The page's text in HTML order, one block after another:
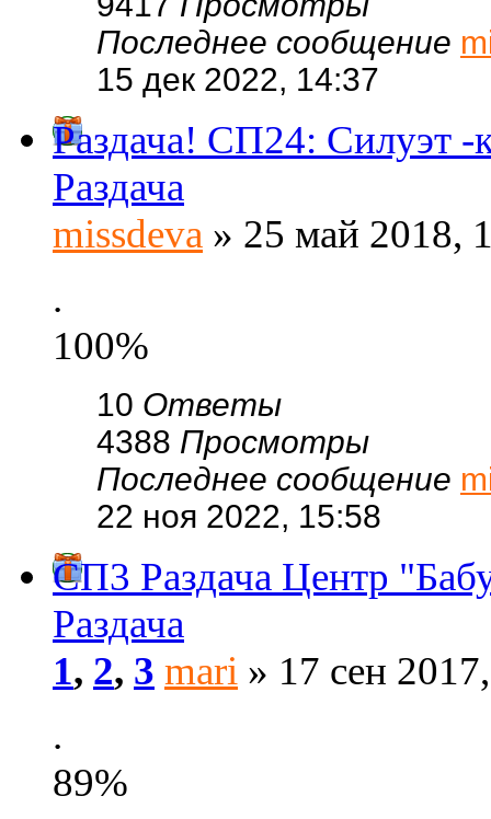
Последнее сообщение
15 дек 2022, 14:37
Раздача! СП24: Силуэт
Раздача
missdeva » 25 май 2018,
.
100%
10 Ответы
4388 Просмотры
Последнее сообщение
22 ноя 2022, 15:58
СП3 Раздача Центр
Раздача
1, 2, 3 mari » 17 сен
.
89%